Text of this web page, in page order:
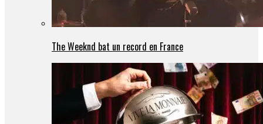
The Weeknd bat un record en France